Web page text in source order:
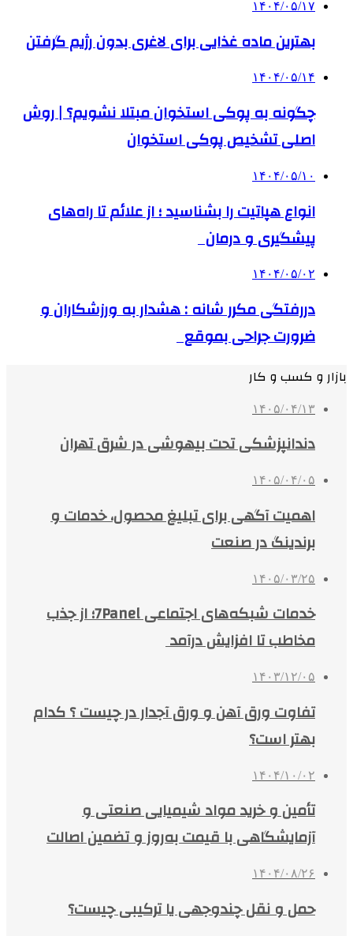
۱۴۰۴/۰۵/۱۷
بهترین ماده غذایی برای لاغری بدون رژیم گرفتن
۱۴۰۴/۰۵/۱۴
چگونه به پوکی استخوان مبتلا نشویم؟ | روش
اصلی تشخیص پوکی استخوان
۱۴۰۴/۰۵/۱۰
انواع هپاتیت را بشناسید ؛ از علائم تا راه‌های
پیشگیری و درمان
۱۴۰۴/۰۵/۰۲
دررفتگی مکرر شانه : هشدار به ورزشکاران و
ضرورت جراحی بموقع
بازار و کسب و کار
۱۴۰۵/۰۴/۱۳
دندانپزشکی تحت بیهوشی در شرق تهران
۱۴۰۵/۰۴/۰۵
اهمیت آگهی برای تبلیغ محصول، خدمات و
برندینگ در صنعت
۱۴۰۵/۰۳/۲۵
خدمات شبکه‌های اجتماعی 7Panel؛ از جذب
مخاطب تا افزایش درآمد
۱۴۰۳/۱۲/۰۵
تفاوت ورق آهن و ورق آجدار در چیست ؟ کدام
بهتر است؟
۱۴۰۴/۱۰/۰۲
تأمین و خرید مواد شیمیایی صنعتی و
آزمایشگاهی با قیمت به‌روز و تضمین اصالت
۱۴۰۴/۰۸/۲۶
حمل و نقل چندوجهی یا ترکیبی چیست؟